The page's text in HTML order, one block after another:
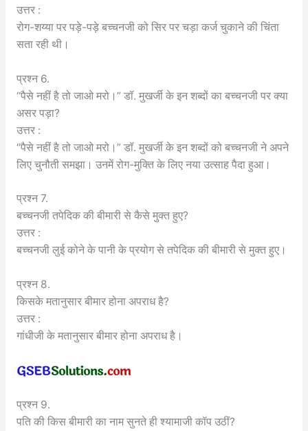
उत्तर :
रोग-शय्या पर पड़े-पड़े बच्चनजी को सिर पर चड़ा कर्ज चुकाने की चिंता
सता रही थी।
प्रश्न 6.
“पैसे नहीं है तो जाओ मरो।” डॉ. मुखर्जी के इन शब्दों का बच्चनजी पर क्या
असर पड़ा?
उत्तर :
“पैसे नहीं है तो जाओ मरो।” डॉ. मुखर्जी के इन शब्दों को बच्चनजी ने अपने
लिए चुनौती समझा। उनमें रोग-मुक्ति के लिए नया उत्साह पैदा हुआ।
प्रश्न 7.
बच्चनजी तपेदिक की बीमारी से कैसे मुक्त हुए?
उत्तर :
बच्चनजी लुई कोने के पानी के प्रयोग से तपेदिक की बीमारी से मुक्त हुए।
प्रश्न 8.
किसके मतानुसार बीमार होना अपराध है?
उत्तर :
गांधीजी के मतानुसार बीमार होना अपराध है।
प्रश्न 9.
पति की किस बीमारी का नाम सुनते ही श्यामाजी कॉप उठीं?